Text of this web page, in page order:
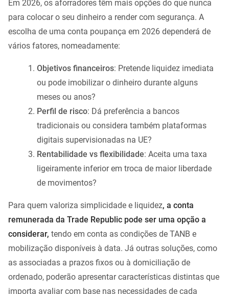
Em 2026, os aforradores têm mais opções do que nunca
para colocar o seu dinheiro a render com segurança. A
escolha de uma conta poupança em 2026 dependerá de
vários fatores, nomeadamente:
Objetivos financeiros: Pretende liquidez imediata
ou pode imobilizar o dinheiro durante alguns
meses ou anos?
Perfil de risco: Dá preferência a bancos
tradicionais ou considera também plataformas
digitais supervisionadas na UE?
Rentabilidade vs flexibilidade: Aceita uma taxa
ligeiramente inferior em troca de maior liberdade
de movimentos?
Para quem valoriza simplicidade e liquidez, a conta
remunerada da Trade Republic pode ser uma opção a
considerar, tendo em conta as condições de TANB e
mobilização disponíveis à data. Já outras soluções, como
as associadas a prazos fixos ou à domiciliação de
ordenado, poderão apresentar características distintas que
importa avaliar com base nas necessidades de cada